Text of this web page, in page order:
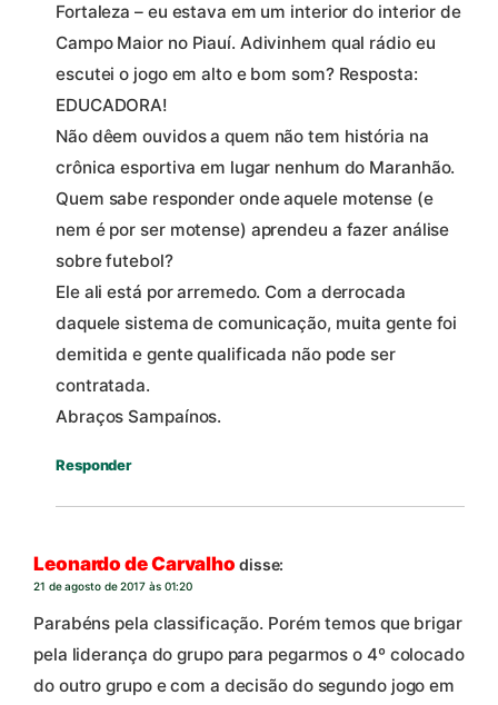
Fortaleza – eu estava em um interior do interior de
Campo Maior no Piauí. Adivinhem qual rádio eu
escutei o jogo em alto e bom som? Resposta:
EDUCADORA!
Não dêem ouvidos a quem não tem história na
crônica esportiva em lugar nenhum do Maranhão.
Quem sabe responder onde aquele motense (e
nem é por ser motense) aprendeu a fazer análise
sobre futebol?
Ele ali está por arremedo. Com a derrocada
daquele sistema de comunicação, muita gente foi
demitida e gente qualificada não pode ser
contratada.
Abraços Sampaínos.
Responder
Leonardo de Carvalho disse:
21 de agosto de 2017 às 01:20
Parabéns pela classificação. Porém temos que brigar
pela liderança do grupo para pegarmos o 4º colocado
do outro grupo e com a decisão do segundo jogo em